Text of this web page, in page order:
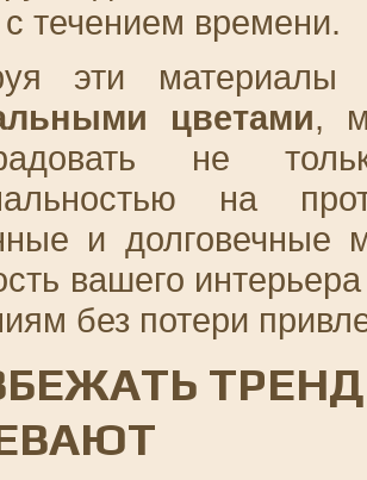
течением времени.
эти
цветами,
не
на
и
вашего
без потери